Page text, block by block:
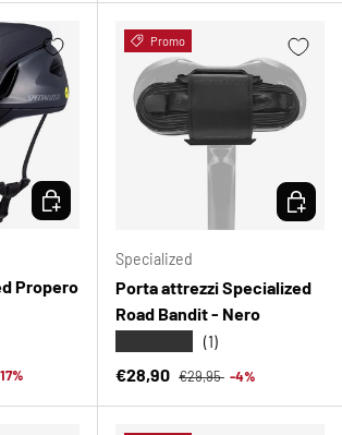
Propero
SCEGLI OPZIONI
Promo
Specialized
Porta attrezzi Specialized
Road Bandit - Nero
(1)
Prezzo di vendita
€28,90 Prezzo normale
€29,95 -4%
SCEGLI